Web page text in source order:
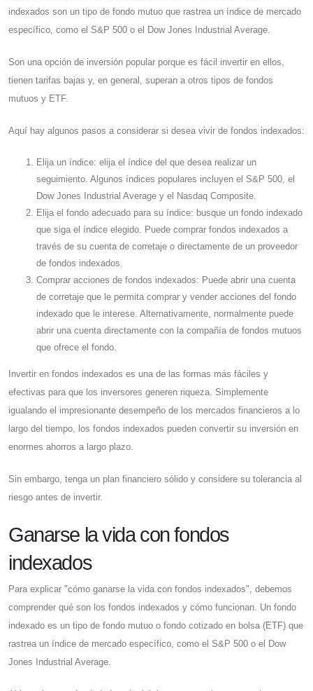
indexados son un tipo de fondo mutuo que rastrea un índice de mercado
específico, como el S&P 500 o el Dow Jones Industrial Average.
Son una opción de inversión popular porque es fácil invertir en ellos,
tienen tarifas bajas y, en general, superan a otros tipos de fondos
mutuos y ETF.
Aquí hay algunos pasos a considerar si desea vivir de fondos indexados:
Elija un índice: elija el índice del que desea realizar un
seguimiento. Algunos índices populares incluyen el S&P 500, el
Dow Jones Industrial Average y el Nasdaq Composite.
Elija el fondo adecuado para su índice: busque un fondo indexado
que siga el índice elegido. Puede comprar fondos indexados a
través de su cuenta de corretaje o directamente de un proveedor
de fondos indexados.
Comprar acciones de fondos indexados: Puede abrir una cuenta
de corretaje que le permita comprar y vender acciones del fondo
indexado que le interese. Alternativamente, normalmente puede
abrir una cuenta directamente con la compañía de fondos mutuos
que ofrece el fondo.
Invertir en fondos indexados es una de las formas más fáciles y
efectivas para que los inversores generen riqueza. Simplemente
igualando el impresionante desempeño de los mercados financieros a lo
largo del tiempo, los fondos indexados pueden convertir su inversión en
enormes ahorros a largo plazo.
Sin embargo, tenga un plan financiero sólido y considere su tolerancia al
riesgo antes de invertir.
Ganarse la vida con fondos
indexados
Para explicar "cómo ganarse la vida con fondos indexados", debemos
comprender qué son los fondos indexados y cómo funcionan. Un fondo
indexado es un tipo de fondo mutuo o fondo cotizado en bolsa (ETF) que
rastrea un índice de mercado específico, como el S&P 500 o el Dow
Jones Industrial Average.